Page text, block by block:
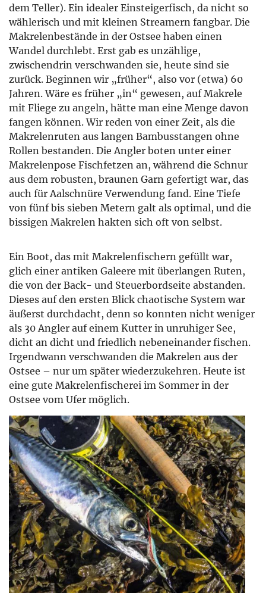
dem Teller). Ein idealer Einsteigerfisch, da nicht so
wählerisch und mit kleinen Streamern fangbar. Die
Makrelenbestände in der Ostsee haben einen
Wandel durchlebt. Erst gab es unzählige,
zwischendrin verschwanden sie, heute sind sie
zurück. Beginnen wir „früher“, also vor (etwa) 60
Jahren. Wäre es früher „in“ gewesen, auf Makrele
mit Fliege zu angeln, hätte man eine Menge davon
fangen können. Wir reden von einer Zeit, als die
Makrelenruten aus langen Bambusstangen ohne
Rollen bestanden. Die Angler boten unter einer
Makrelenpose Fischfetzen an, während die Schnur
aus dem robusten, braunen Garn gefertigt war, das
auch für Aalschnüre Verwendung fand. Eine Tiefe
von fünf bis sieben Metern galt als optimal, und die
bissigen Makrelen hakten sich oft von selbst.
Ein Boot, das mit Makrelenfischern gefüllt war,
glich einer antiken Galeere mit überlangen Ruten,
die von der Back- und Steuerbordseite abstanden.
Dieses auf den ersten Blick chaotische System war
äußerst durchdacht, denn so konnten nicht weniger
als 30 Angler auf einem Kutter in unruhiger See,
dicht an dicht und friedlich nebeneinander fischen.
Irgendwann verschwanden die Makrelen aus der
Ostsee – nur um später wiederzukehren. Heute ist
eine gute Makrelenfischerei im Sommer in der
Ostsee vom Ufer möglich.